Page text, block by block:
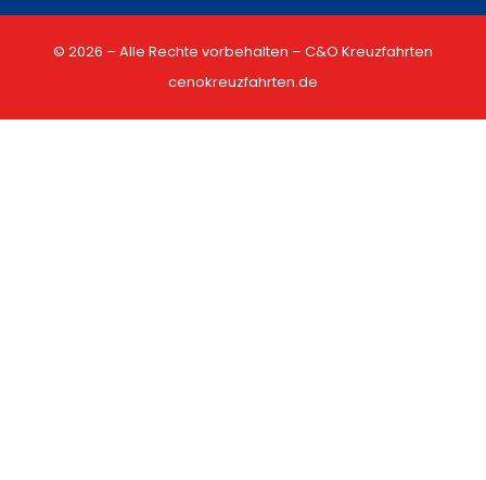
© 2026 – Alle Rechte vorbehalten – C&O Kreuzfahrten
cenokreuzfahrten.de